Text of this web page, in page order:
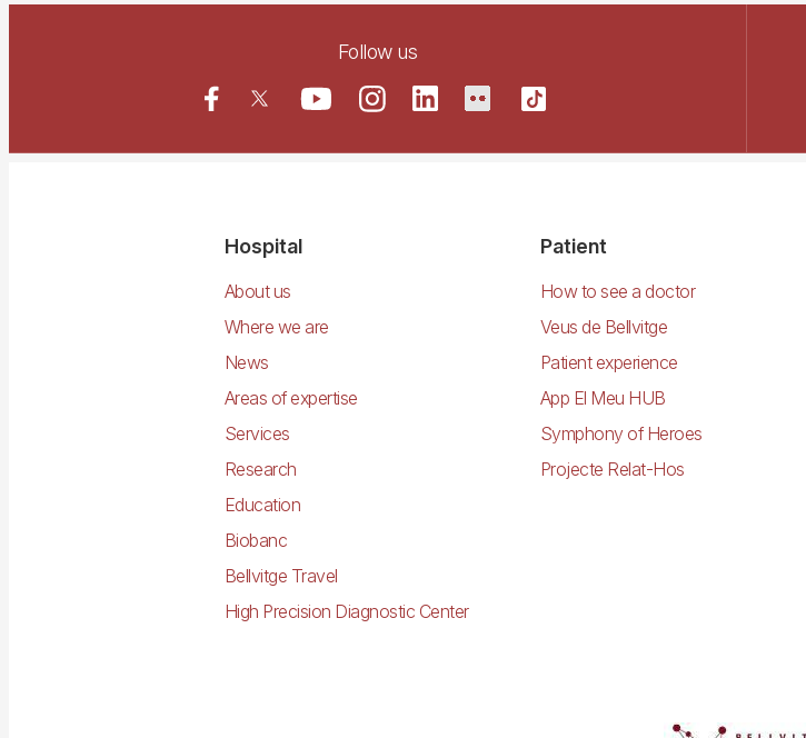
Follow us
Hospital
About us
Where we are
News
Areas of expertise
Services
Research
Education
Biobanc
Bellvitge Travel
High Precision Diagnostic Center
Patient
How to see a doctor
Veus de Bellvitge
Patient experience
App El Meu HUB
Symphony of Heroes
Projecte Relat-Hos